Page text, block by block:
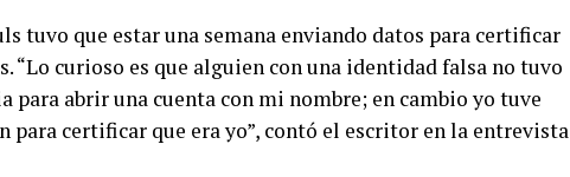
tuvo que estar una semana enviando datos para certificar
“Lo curioso es que alguien con una identidad falsa no tuvo
para abrir una cuenta con mi nombre; en cambio yo tuve
para certificar que era yo”, contó el escritor en la entrevista